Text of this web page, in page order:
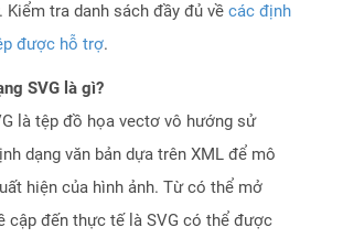
Kiểm tra danh sách đầy đủ về các định
được hỗ trợ.
SVG là gì?
là tệp đồ họa vectơ vô hướng sử
dạng văn bản dựa trên XML để mô
hiện của hình ảnh. Từ có thể mở
cập đến thực tế là SVG có thể được